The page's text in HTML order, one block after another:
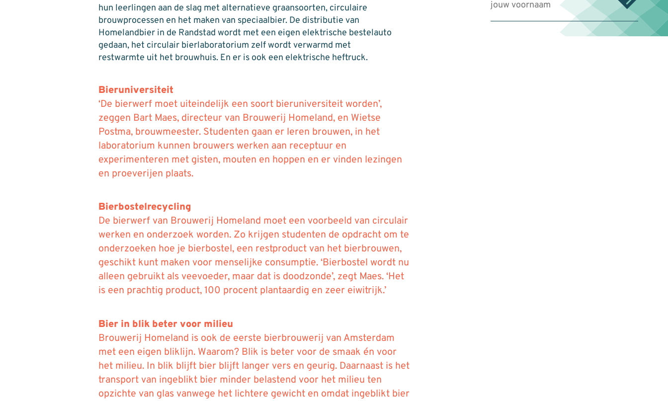
hun leerlingen aan de slag met alternatieve graansoorten, circulaire
brouwprocessen en het maken van speciaalbier. De distributie van
Homelandbier in de Randstad wordt met een eigen elektrische bestelauto
gedaan, het circulair bierlaboratorium zelf wordt verwarmd met
restwarmte uit het brouwhuis. En er is ook een elektrische heftruck.
Bieruniversiteit
‘De bierwerf moet uiteindelijk een soort bieruniversiteit worden’,
zeggen Bart Maes, directeur van Brouwerij Homeland, en Wietse
Postma, brouwmeester. Studenten gaan er leren brouwen, in het
laboratorium kunnen brouwers werken aan receptuur en
experimenteren met gisten, mouten en hoppen en er vinden lezingen
en proeverijen plaats.
Bierbostelrecycling
De bierwerf van Brouwerij Homeland moet een voorbeeld van circulair
werken en onderzoek worden. Zo krijgen studenten de opdracht om te
onderzoeken hoe je bierbostel, een restproduct van het bierbrouwen,
geschikt kunt maken voor menselijke consumptie. ‘Bierbostel wordt nu
alleen gebruikt als veevoeder, maar dat is doodzonde’, zegt Maes. ‘Het
is een prachtig product, 100 procent plantaardig en zeer eiwitrijk.’
Bier in blik beter voor milieu
Brouwerij Homeland is ook de eerste bierbrouwerij van Amsterdam
met een eigen bliklijn. Waarom? Blik is beter voor de smaak én voor
het milieu. In blik blijft bier blijft langer vers en geurig. Daarnaast is het
transport van ingeblikt bier minder belastend voor het milieu ten
opzichte van glas vanwege het lichtere gewicht en omdat ingeblikt bier